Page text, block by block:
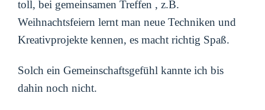
toll, bei gemeinsamen Treffen , z.B.
Weihnachtsfeiern lernt man neue Techniken und
Kreativprojekte kennen, es macht richtig Spaß.
Solch ein Gemeinschaftsgefühl kannte ich bis
dahin noch nicht.